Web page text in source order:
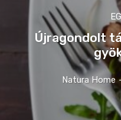
Újragondolt
Natura Home